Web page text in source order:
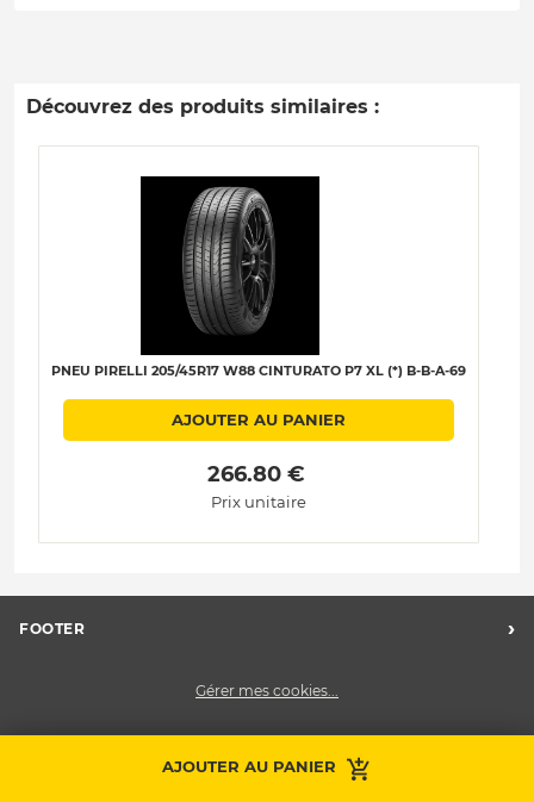
AJOUTER AU PANIER
Découvrez des produits similaires :
PNEU PIRELLI 205/45R17 W88 CINTURATO P7 XL (*) B-B-A-69
AJOUTER AU PANIER
266.80 €
Prix unitaire
FOOTER ›
Midas Recrute
Gérer mes cookies...
Prendre RDV